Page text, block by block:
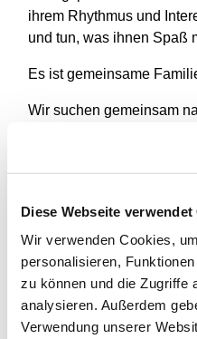
Diese Webseite verwendet
Wir verwenden Cookies,
personalisieren,
zu können und die Zugriffe
analysieren. Außerdem
Verwendung unserer
ihrem Rhythmus und
und tun, was ihnen Spaß
Es ist gemeinsame
Wir suchen gemeinsam
Im Anschluss feiern wir
Am 2. Advent feiern wir